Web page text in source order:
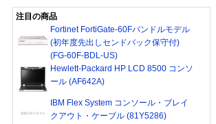
注目の商品
Fortinet FortiGate-60Fバンドルモデル
(初年度先出しセンドバック保守付)
(FG-60F-BDL-US)
Hewlett-Packard HP LCD 8500 コンソ
ール (AF642A)
IBM Flex System コンソール・ブレイ
クアウト・ケーブル (81Y5286)